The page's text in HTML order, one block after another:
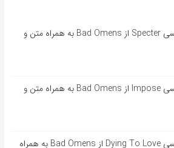
آهنگ انگلیسی Specter از Bad Omens به همراه متن و
آهنگ انگلیسی Impose از Bad Omens به همراه متن و
آهنگ انگلیسی Dying To Love از Bad Omens به همراه